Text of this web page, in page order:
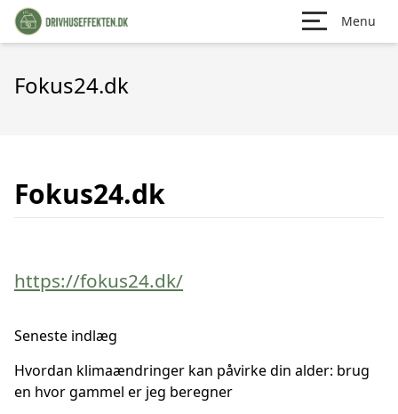
Menu
Fokus24.dk
Fokus24.dk
https://fokus24.dk/
Seneste indlæg
Hvordan klimaændringer kan påvirke din alder: brug
en hvor gammel er jeg beregner